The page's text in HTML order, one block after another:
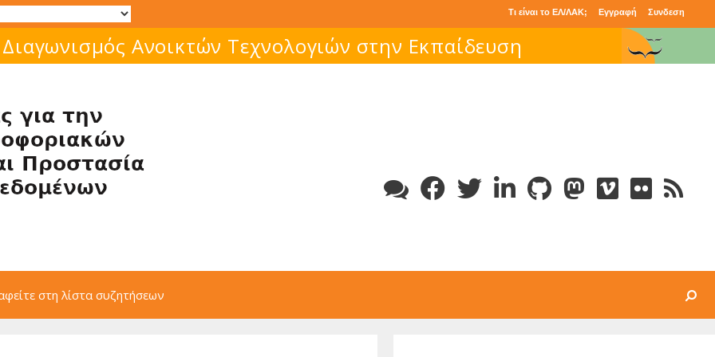
Τι είναι το ΕΛ/ΛΑΚ; Εγγραφή Συνδεση
Ανοικτών Τεχνολογιών στην Εκπαίδευση
στη λίστα συζητήσεων Search